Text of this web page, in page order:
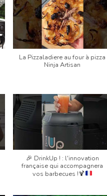
La Pizzaladiere au four à pizza
Ninja Artisan
🎉 DrinkUp ! : l'innovation
française qui accompagnera
vos barbecues !🍹